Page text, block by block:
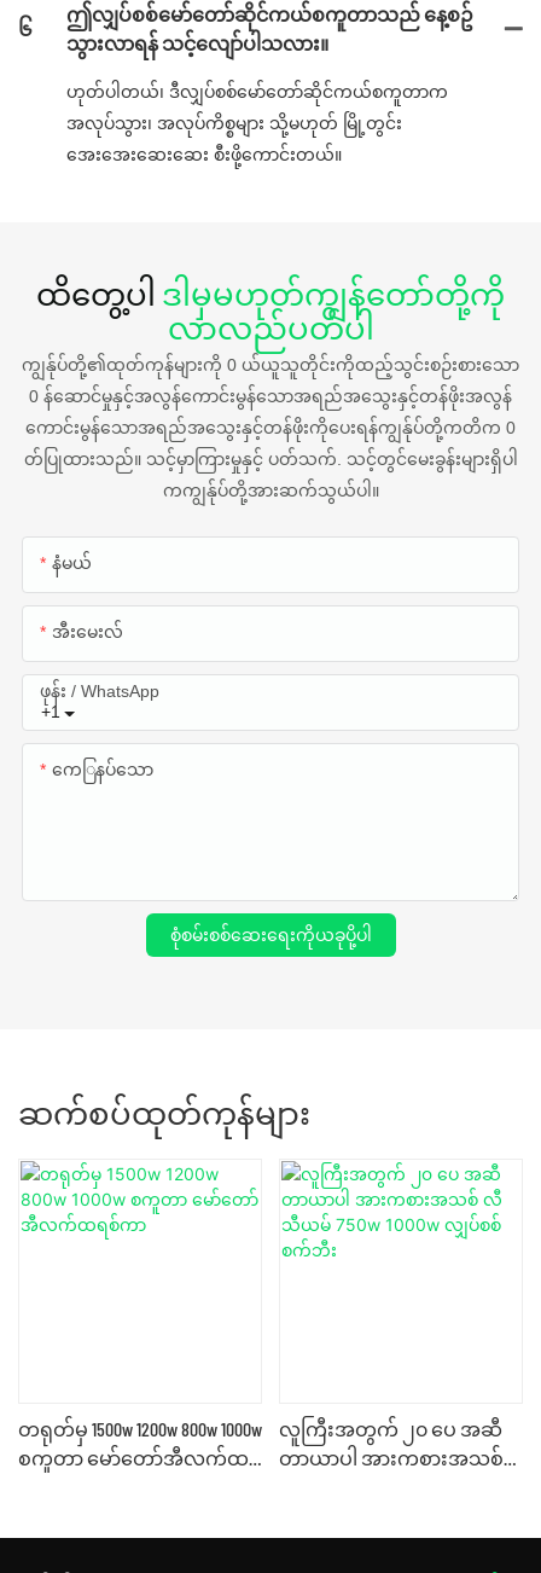
၆
ဤလျှပ်စစ်မော်တော်ဆိုင်ကယ်စကူတာသည် နေ့စဥ်
သွားလာရန် သင့်လျော်ပါသလား။
ဟုတ်ပါတယ်၊ ဒီလျှပ်စစ်မော်တော်ဆိုင်ကယ်စကူတာက
အလုပ်သွား၊ အလုပ်ကိစ္စများ သို့မဟုတ် မြို့တွင်း
အေးအေးဆေးဆေး စီးဖို့ကောင်းတယ်။
ထိတွေ့ပါ ဒါမှမဟုတ်ကျွန်တော်တို့ကို
လာလည်ပတ်ပါ
ကျွန်ုပ်တို့၏ထုတ်ကုန်များကို 0 ယ်ယူသူတိုင်းကိုထည့်သွင်းစဉ်းစားသော
0 န်ဆောင်မှုနှင့်အလွန်ကောင်းမွန်သောအရည်အသွေးနှင့်တန်ဖိုးအလွန်
ကောင်းမွန်သောအရည်အသွေးနှင့်တန်ဖိုးကိုပေးရန်ကျွန်ုပ်တို့ကတိက 0
တ်ပြုထားသည်။ သင့်မှာကြားမှုနှင့် ပတ်သက်. သင့်တွင်မေးခွန်းများရှိပါ
ကကျွန်ုပ်တို့အားဆက်သွယ်ပါ။
နံမယ်
အီးမေးလ်
+1
ဖုန်း / WhatsApp
ကေြနပ်သော
စုံစမ်းစစ်ဆေးရေးကိုယခုပို့ပါ
ဆက်စပ်ထုတ်ကုန်များ
တရုတ်မှ 1500w 1200w 800w 1000w
စကူတာ မော်တော်အီလက်ထ
လူကြီးအတွက် ၂၀ ပေ အဆီ
တာယာပါ အားကစားအသစ်